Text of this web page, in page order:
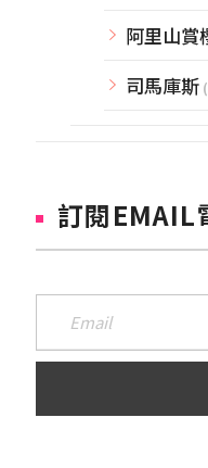
阿里山賞
司馬庫斯
訂閱EMAIL